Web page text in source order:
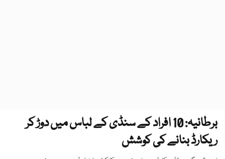
برطانیہ: 10 افراد کے سنڈی کے لباس میں دوڑ کر
ریکارڈ بنانے کی کوشش